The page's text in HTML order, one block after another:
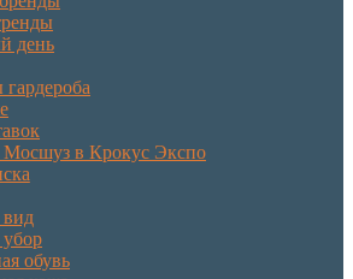
день
Мосшуз в Крокус Экспо
обувь